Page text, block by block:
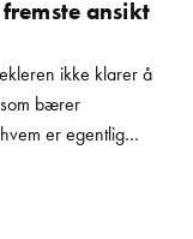
ansikt
ikke klarer å
bærer
er egentlig
langt fra hverandre